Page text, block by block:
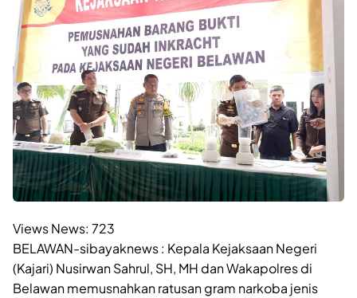
Views News: 723
BELAWAN-sibayaknews : Kepala Kejaksaan Negeri
(Kajari) Nusirwan Sahrul, SH, MH dan Wakapolres di
Belawan memusnahkan ratusan gram narkoba jenis